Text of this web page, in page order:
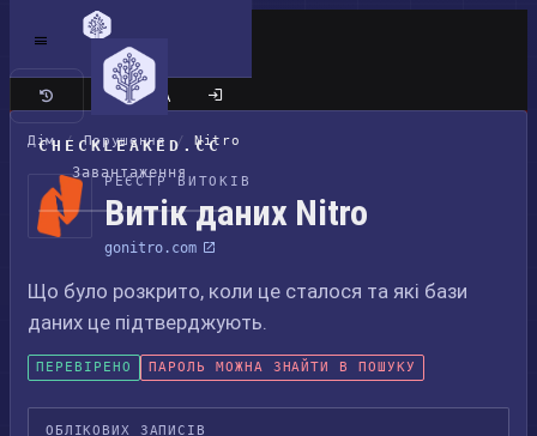
CHECKLEAKED.CC
Завантаження
Класичний сайт
Дім / Порушення / Nitro
РЕЄСТР ВИТОКІВ
Витік даних Nitro
gonitro.com
Що було розкрито, коли це сталося та які бази
даних це підтверджують.
ПЕРЕВІРЕНО ПАРОЛЬ МОЖНА ЗНАЙТИ В ПОШУКУ
ОБЛІКОВИХ ЗАПИСІВ